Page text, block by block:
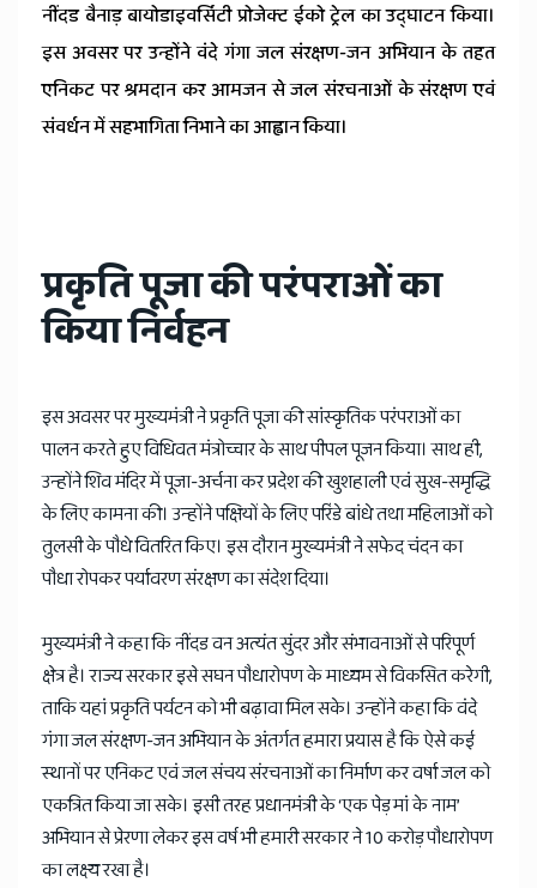
नींदड बैनाड़ बायोडाइवर्सिटी प्रोजेक्ट ईको ट्रेल का उद्घाटन किया।
इस अवसर पर उन्होंने वंदे गंगा जल संरक्षण-जन अभियान के तहत
एनिकट पर श्रमदान कर आमजन से जल संरचनाओं के संरक्षण एवं
संवर्धन में सहभागिता निभाने का आह्वान किया।
प्रकृति पूजा की परंपराओं का
किया निर्वहन
इस अवसर पर मुख्यमंत्री ने प्रकृति पूजा की सांस्कृतिक परंपराओं का
पालन करते हुए विधिवत मंत्रोच्चार के साथ पीपल पूजन किया। साथ ही,
उन्होंने शिव मंदिर में पूजा-अर्चना कर प्रदेश की खुशहाली एवं सुख-समृद्धि
के लिए कामना की। उन्होंने पक्षियों के लिए परिंडे बांधे तथा महिलाओं को
तुलसी के पौधे वितरित किए। इस दौरान मुख्यमंत्री ने सफेद चंदन का
पौधा रोपकर पर्यावरण संरक्षण का संदेश दिया।
मुख्यमंत्री ने कहा कि नींदड वन अत्यंत सुंदर और संभावनाओं से परिपूर्ण
क्षेत्र है। राज्य सरकार इसे सघन पौधारोपण के माध्यम से विकसित करेगी,
ताकि यहां प्रकृति पर्यटन को भी बढ़ावा मिल सके। उन्होंने कहा कि वंदे
गंगा जल संरक्षण-जन अभियान के अंतर्गत हमारा प्रयास है कि ऐसे कई
स्थानों पर एनिकट एवं जल संचय संरचनाओं का निर्माण कर वर्षा जल को
एकत्रित किया जा सके। इसी तरह प्रधानमंत्री के ‘एक पेड़ मां के नाम’
अभियान से प्रेरणा लेकर इस वर्ष भी हमारी सरकार ने 10 करोड़ पौधारोपण
का लक्ष्य रखा है।